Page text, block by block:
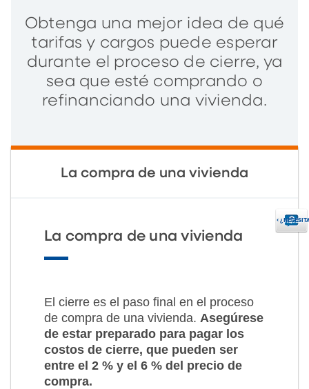
Obtenga una mejor idea de qué
tarifas y cargos puede esperar
durante el proceso de cierre, ya
sea que esté comprando o
refinanciando una vivienda.
La compra de una vivienda
La compra de una vivienda
El cierre es el paso final en el proceso
de compra de una vivienda. Asegúrese
de estar preparado para pagar los
costos de cierre, que pueden ser
entre el 2 % y el 6 % del precio de
compra.
‹